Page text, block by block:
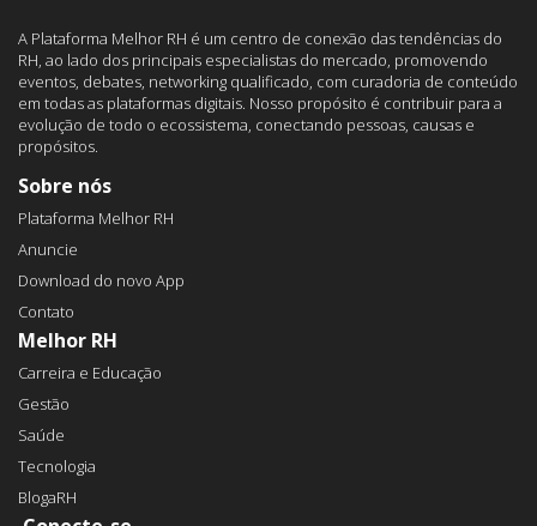
A Plataforma Melhor RH é um centro de conexão das tendências do
RH, ao lado dos principais especialistas do mercado, promovendo
eventos, debates, networking qualificado, com curadoria de conteúdo
em todas as plataformas digitais. Nosso propósito é contribuir para a
evolução de todo o ecossistema, conectando pessoas, causas e
propósitos.
Sobre nós
Plataforma Melhor RH
Anuncie
Download do novo App
Contato
Melhor RH
Carreira e Educação
Gestão
Saúde
Tecnologia
BlogaRH